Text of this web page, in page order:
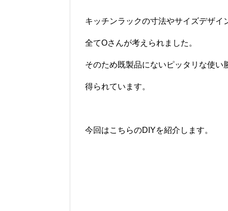
キッチンラックの寸法やサイズデザイ
全てOさんが考えられました。
そのため既製品にないピッタリな使い
得られています。
今回はこちらのDIYを紹介します。